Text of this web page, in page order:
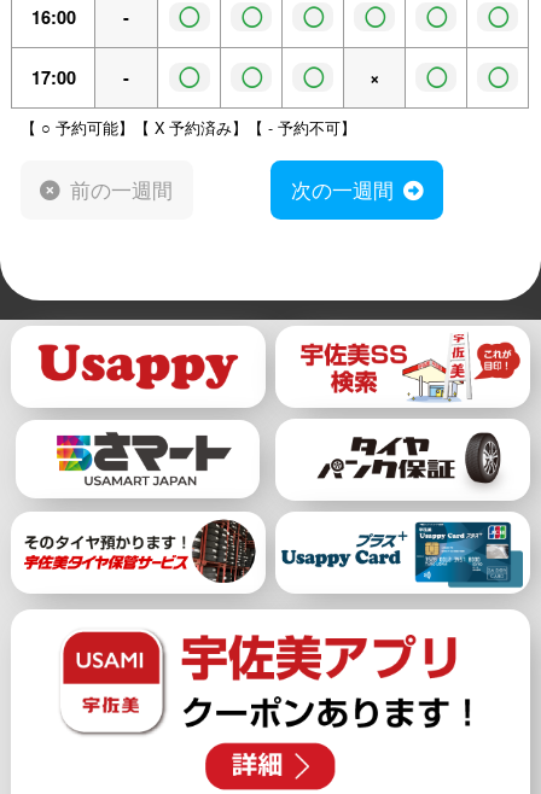
16:00 - ◯ ◯ ◯ ◯ ◯ ◯
17:00 - ◯ ◯ ◯ × ◯ ◯
【 ○ 予約可能】【 X 予約済み】【 - 予約不可】
前の一週間 次の一週間